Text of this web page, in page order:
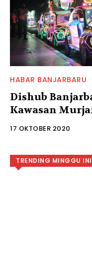
HABAR BANJARBARU
Dishub
Kawasan
17 OKTOBER 2020
TRENDING MINGGU INI